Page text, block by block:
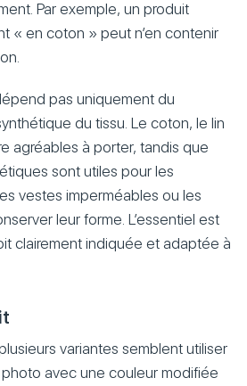
Par exemple, un produit
« en coton » peut n’en contenir
pas uniquement du
du tissu. Le coton, le lin
agréables à porter, tandis que
sont utiles pour les
vestes imperméables ou les
leur forme. L’essentiel est
clairement indiquée et adaptée à
variantes semblent utiliser
avec une couleur modifiée